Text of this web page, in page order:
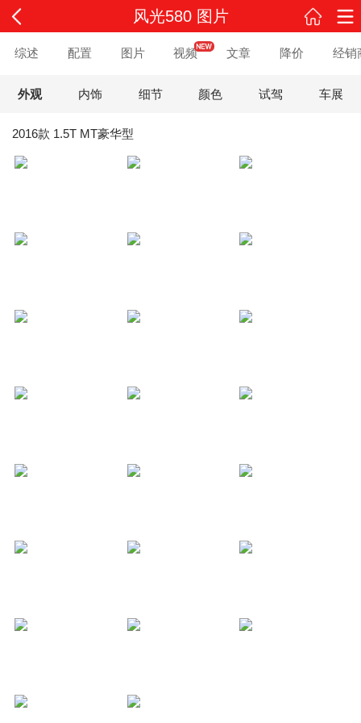
风光580 图片
综述 配置 图片 视频 文章 降价 经销
外观 内饰 细节 颜色 试驾 车展
2016款 1.5T MT豪华型